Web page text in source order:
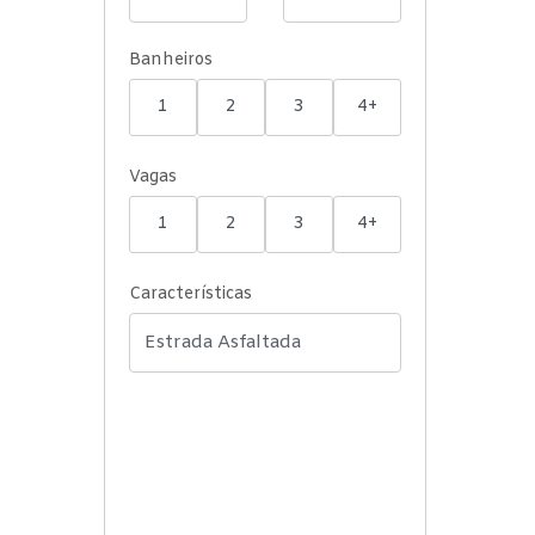
Banheiros
1 2 3 4+
Vagas
1 2 3 4+
Características